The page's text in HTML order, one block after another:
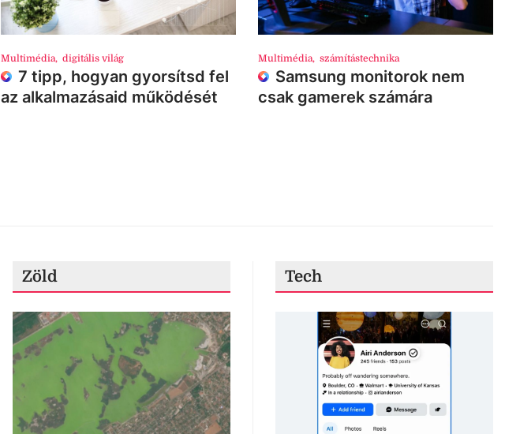
Multimédia, digitális világ
7 tipp, hogyan gyorsítsd fel
az alkalmazásaid működését
Multimédia, számítástechnika
Samsung monitorok nem
csak gamerek számára
Zöld Tech